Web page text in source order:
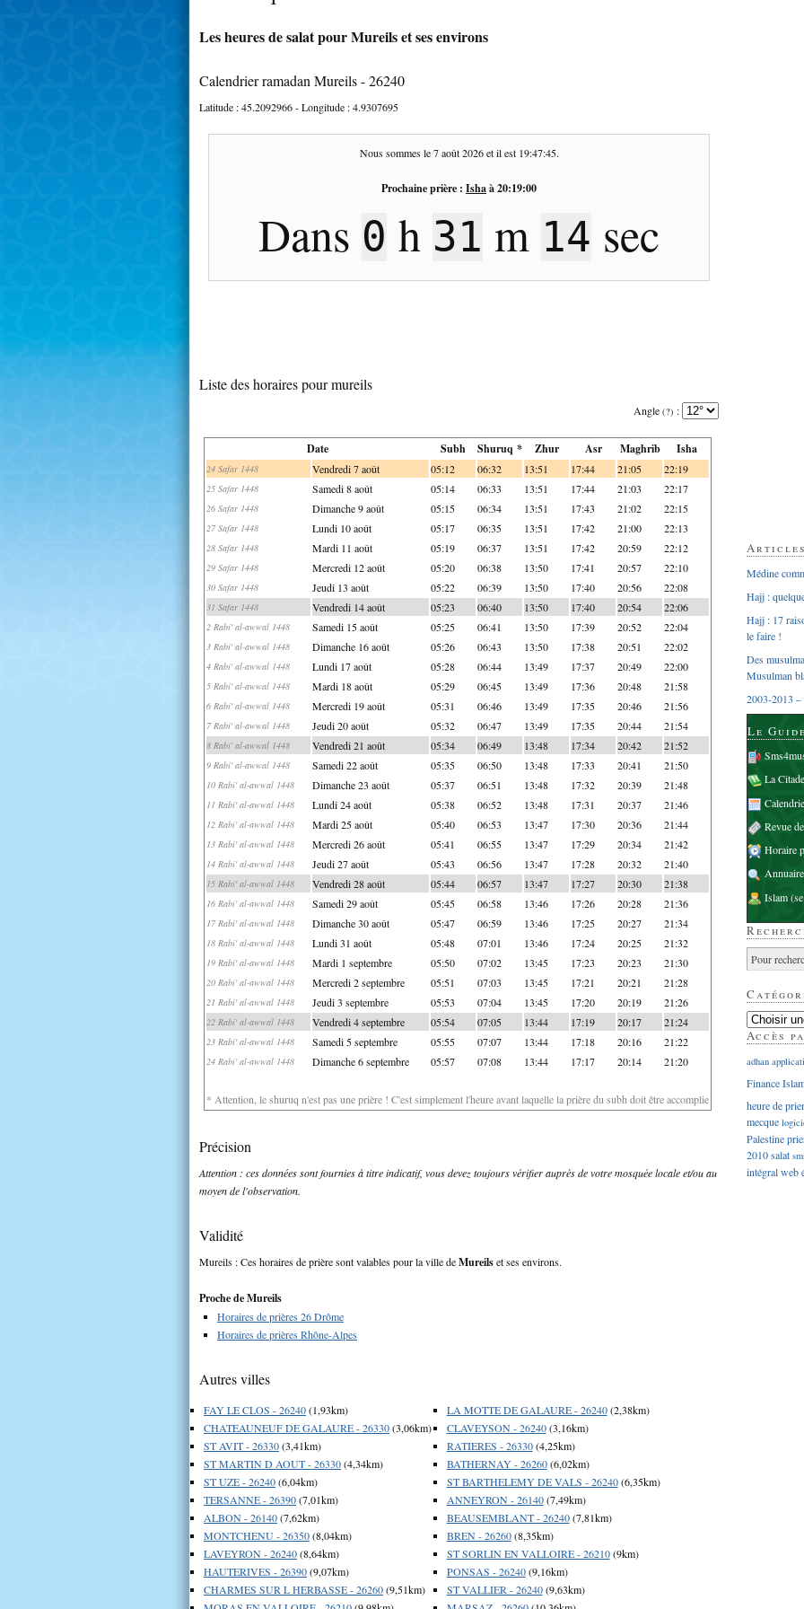
Les heures de salat pour Mureils et ses environs
Calendrier ramadan Mureils - 26240
Latitude :45.2092966- Longitude :4.9307695
Nous sommes le7 août 2026et il est 19:47:46.
Prochaine prière : Ishaà20:19:00
Dans 0 h 31 m 13 sec
Liste des horaires pour mureils
Angle (?) :
Date Subh Shuruq * Zhur Asr Maghrib Isha
24 Safar 1448 Vendredi 7 août 05:12 06:32 13:51 17:44 21:05 22:19
25 Safar 1448 Samedi 8 août 05:14 06:33 13:51 17:44 21:03 22:17
26 Safar 1448 Dimanche 9 août 05:15 06:34 13:51 17:43 21:02 22:15
27 Safar 1448 Lundi 10 août 05:17 06:35 13:51 17:42 21:00 22:13
28 Safar 1448 Mardi 11 août 05:19 06:37 13:51 17:42 20:59 22:12
29 Safar 1448 Mercredi 12 août 05:20 06:38 13:50 17:41 20:57 22:10
30 Safar 1448 Jeudi 13 août 05:22 06:39 13:50 17:40 20:56 22:08
31 Safar 1448 Vendredi 14 août 05:23 06:40 13:50 17:40 20:54 22:06
2 Rabi' al-awwal 1448 Samedi 15 août 05:25 06:41 13:50 17:39 20:52 22:04
3 Rabi' al-awwal 1448 Dimanche 16 août 05:26 06:43 13:50 17:38 20:51 22:02
4 Rabi' al-awwal 1448 Lundi 17 août 05:28 06:44 13:49 17:37 20:49 22:00
5 Rabi' al-awwal 1448 Mardi 18 août 05:29 06:45 13:49 17:36 20:48 21:58
6 Rabi' al-awwal 1448 Mercredi 19 août 05:31 06:46 13:49 17:35 20:46 21:56
7 Rabi' al-awwal 1448 Jeudi 20 août 05:32 06:47 13:49 17:35 20:44 21:54
8 Rabi' al-awwal 1448 Vendredi 21 août 05:34 06:49 13:48 17:34 20:42 21:52
9 Rabi' al-awwal 1448 Samedi 22 août 05:35 06:50 13:48 17:33 20:41 21:50
10 Rabi' al-awwal 1448 Dimanche 23 août 05:37 06:51 13:48 17:32 20:39 21:48
11 Rabi' al-awwal 1448 Lundi 24 août 05:38 06:52 13:48 17:31 20:37 21:46
12 Rabi' al-awwal 1448 Mardi 25 août 05:40 06:53 13:47 17:30 20:36 21:44
13 Rabi' al-awwal 1448 Mercredi 26 août 05:41 06:55 13:47 17:29 20:34 21:42
14 Rabi' al-awwal 1448 Jeudi 27 août 05:43 06:56 13:47 17:28 20:32 21:40
15 Rabi' al-awwal 1448 Vendredi 28 août 05:44 06:57 13:47 17:27 20:30 21:38
16 Rabi' al-awwal 1448 Samedi 29 août 05:45 06:58 13:46 17:26 20:28 21:36
17 Rabi' al-awwal 1448 Dimanche 30 août 05:47 06:59 13:46 17:25 20:27 21:34
18 Rabi' al-awwal 1448 Lundi 31 août 05:48 07:01 13:46 17:24 20:25 21:32
19 Rabi' al-awwal 1448 Mardi 1 septembre 05:50 07:02 13:45 17:23 20:23 21:30
20 Rabi' al-awwal 1448 Mercredi 2 septembre 05:51 07:03 13:45 17:21 20:21 21:28
21 Rabi' al-awwal 1448 Jeudi 3 septembre 05:53 07:04 13:45 17:20 20:19 21:26
22 Rabi' al-awwal 1448 Vendredi 4 septembre 05:54 07:05 13:44 17:19 20:17 21:24
23 Rabi' al-awwal 1448 Samedi 5 septembre 05:55 07:07 13:44 17:18 20:16 21:22
24 Rabi' al-awwal 1448 Dimanche 6 septembre 05:57 07:08 13:44 17:17 20:14 21:20
* Attention, le shuruq n'est pas une prière ! C'est simplement l'heure avant laquelle la prière du subh doit être accomplie
Précision
Attention : ces données sont fournies à titre indicatif, vous devez toujours vérifier auprès de votre mosquée locale et/ou au
moyen de l'observation.
Validité
Mureils : Ces horaires de prière sont valables pour la ville deMureilset ses environs.
Proche de Mureils
Horaires de prières 26 Drôme
Horaires de prières Rhône-Alpes
Autres villes
FAY LE CLOS - 26240(1,93km)
CHATEAUNEUF DE GALAURE - 26330(3,06km)
ST AVIT - 26330(3,41km)
ST MARTIN D AOUT - 26330(4,34km)
ST UZE - 26240(6,04km)
TERSANNE - 26390(7,01km)
ALBON - 26140(7,62km)
MONTCHENU - 26350(8,04km)
LAVEYRON - 26240(8,64km)
HAUTERIVES - 26390(9,07km)
CHARMES SUR L HERBASSE - 26260(9,51km)
LA MOTTE DE GALAURE - 26240(2,38km)
CLAVEYSON - 26240(3,16km)
RATIERES - 26330(4,25km)
BATHERNAY - 26260(6,02km)
ST BARTHELEMY DE VALS - 26240(6,35km)
ANNEYRON - 26140(7,49km)
BEAUSEMBLANT - 26240(7,81km)
BREN - 26260(8,35km)
ST SORLIN EN VALLOIRE - 26210(9km)
PONSAS - 26240(9,16km)
ST VALLIER - 26240(9,63km)
Médine
Hajj :
Hajj : 17
le faire !
Des
Musulman
2003-2013 –
Le
La
Revue
Horaire
Islam
Accès
adhan
Finance
heure de
mecque
Palestine
2010salat
intégralweb